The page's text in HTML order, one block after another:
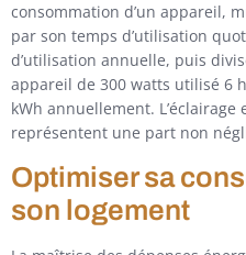
consommation d’un appareil,
par son temps d’utilisation
d’utilisation annuelle, puis
appareil de 300 watts utilisé 6
kWh annuellement.
représentent une part non
Optimiser sa
son logement